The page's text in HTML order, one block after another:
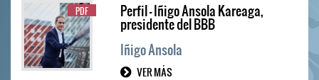
PDF Perfil - Iñigo Ansola Kareaga,
presidente del BBB
Iñigo Ansola
VER MÁS